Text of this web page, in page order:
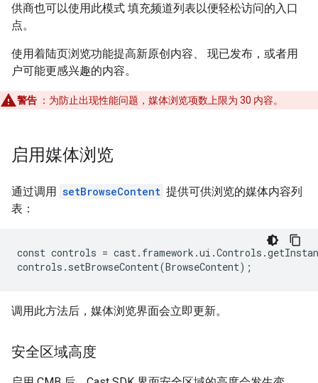
供商也可以使用此模式 填充频道列表以便轻松访问的入口
点。
使用着陆页浏览功能提高新原创内容、 现已发布，或者用
户可能更感兴趣的内容。
警告 ：为防止出现性能问题，媒体浏览项数上限为 30 内容。
启用媒体浏览
通过调用 setBrowseContent 提供可供浏览的媒体内容列
表：
const controls =
controls.setBrowseContent(BrowseContent);
调用此方法后，媒体浏览界面会立即更新。
安全区域高度